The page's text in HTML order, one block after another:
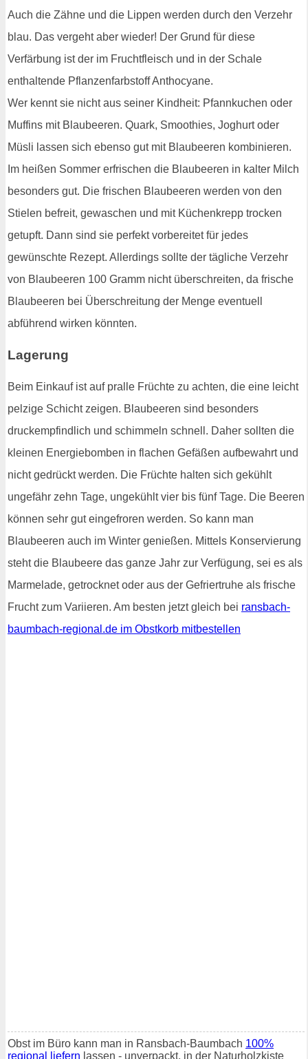
Auch die Zähne und die Lippen werden durch den Verzehr
blau. Das vergeht aber wieder! Der Grund für diese
Verfärbung ist der im Fruchtfleisch und in der Schale
enthaltende Pflanzenfarbstoff Anthocyane.
Wer kennt sie nicht aus seiner Kindheit: Pfannkuchen oder
Muffins mit Blaubeeren. Quark, Smoothies, Joghurt oder
Müsli lassen sich ebenso gut mit Blaubeeren kombinieren.
Im heißen Sommer erfrischen die Blaubeeren in kalter Milch
besonders gut. Die frischen Blaubeeren werden von den
Stielen befreit, gewaschen und mit Küchenkrepp trocken
getupft. Dann sind sie perfekt vorbereitet für jedes
gewünschte Rezept. Allerdings sollte der tägliche Verzehr
von Blaubeeren 100 Gramm nicht überschreiten, da frische
Blaubeeren bei Überschreitung der Menge eventuell
abführend wirken könnten.
Lagerung
Beim Einkauf ist auf pralle Früchte zu achten, die eine leicht
pelzige Schicht zeigen. Blaubeeren sind besonders
druckempfindlich und schimmeln schnell. Daher sollten die
kleinen Energiebomben in flachen Gefäßen aufbewahrt und
nicht gedrückt werden. Die Früchte halten sich gekühlt
ungefähr zehn Tage, ungekühlt vier bis fünf Tage. Die Beeren
können sehr gut eingefroren werden. So kann man
Blaubeeren auch im Winter genießen. Mittels Konservierung
steht die Blaubeere das ganze Jahr zur Verfügung, sei es als
Marmelade, getrocknet oder aus der Gefriertruhe als frische
Frucht zum Variieren. Am besten jetzt gleich bei ransbach-
baumbach-regional.de im Obstkorb mitbestellen
Obst im Büro kann man in Ransbach-Baumbach 100%
regional liefern lassen - unverpackt, in der Naturholzkiste